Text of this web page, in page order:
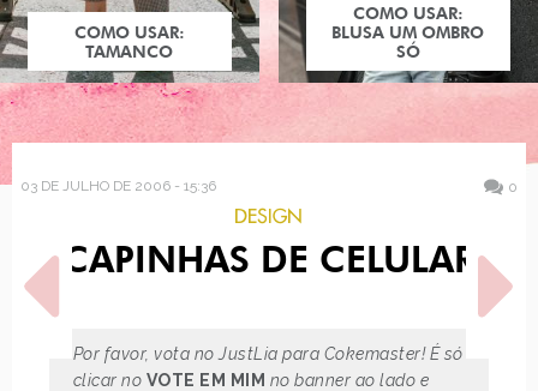
COMO USAR:
TAMANCO
COMO USAR:
BLUSA UM OMBRO
SÓ
03 DE JULHO DE 2006 - 15:36 0
DESIGN
CAPINHAS DE CELULAR
Por favor, vota no JustLia para Cokemaster! É só
clicar no VOTE EM MIM no banner ao lado e